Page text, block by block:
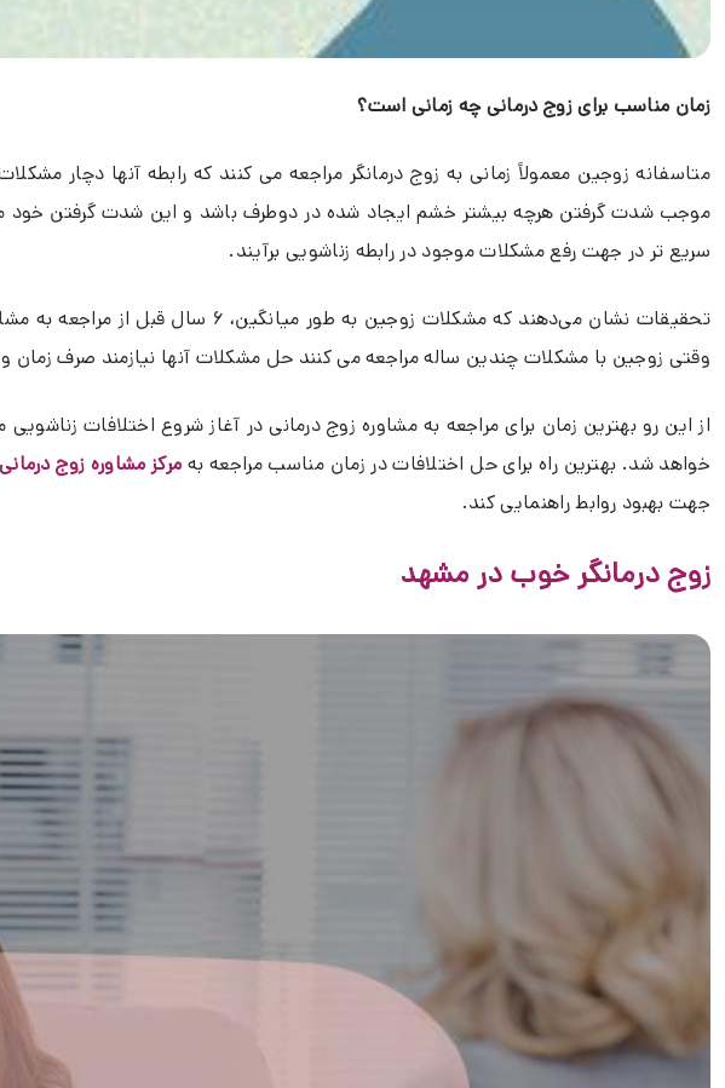
زمان مناسب برای زوج درمانی چه زمانی است؟
متاسفانه زوجین معمولاً زمانی به زوج درمانگر مراجعه می کنند که رابطه آنها دچار
موجب شدت گرفتن هرچه بیشتر خشم ایجاد شده در دوطرف باشد و این شدت گرفتن خود
سریع تر در جهت رفع مشکلات موجود در رابطه زناشویی برآیند.
تحقیقات نشان می‌دهند که مشکلات
وقتی زوجین با مشکلات چندین ساله مراجعه می کنند حل مشکلات آنها نیازمند صرف زمان
از این رو بهترین زمان برای مراجعه به مشاوره زوج درمانی در آغاز شروع اختلافات
خواهد شد. بهترین راه برای حل اختلافات در زمان مناسب مراجعه به مرکز مشاوره زوج درمانی
جهت بهبود روابط راهنمایی کند.
زوج درمانگر خوب در مشهد